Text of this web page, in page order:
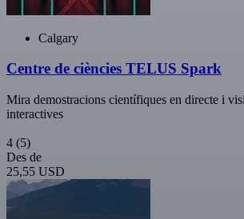
Calgary
Centre de ciències TELUS Spark
Mira demostracions científiques en directe i
interactives
4 (5)
Des de
25,55 USD